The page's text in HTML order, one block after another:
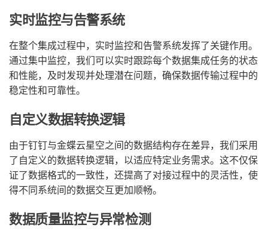
实时监控与告警系统
在整个集成过程中，实时监控和告警系统发挥了关键作用。
通过集中监控，我们可以实时跟踪每个数据集成任务的状态
和性能，及时发现并处理潜在问题，确保数据传输过程中的
稳定性和可靠性。
自定义数据转换逻辑
由于钉钉与金蝶云星空之间的数据结构存在差异，我们采用
了自定义的数据转换逻辑，以适应特定业务需求。这不仅保
证了数据格式的一致性，还提高了对接过程中的灵活性，使
得不同系统间的数据交互更加顺畅。
数据质量监控与异常检测